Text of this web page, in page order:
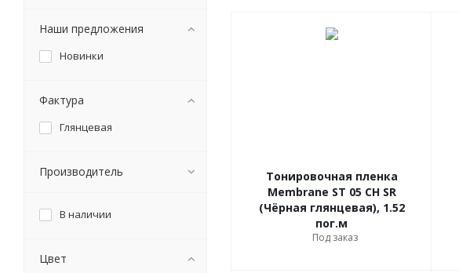
Тонировочная пленка
Membrane ST 05 CH SR
(Чёрная глянцевая), 1.52
пог.м
Под заказ
Наши предложения
Новинки
Фактура
Глянцевая
Производитель
В наличии
Цвет